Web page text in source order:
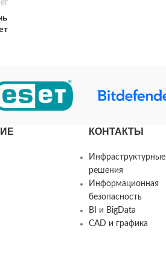
КОНТАКТЫ
Инфраструктурные
решения
Информационная
безопасность
BI и BigData
CAD и графика